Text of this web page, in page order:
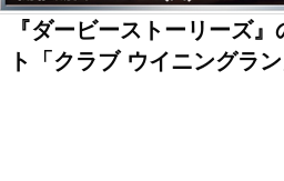
『ダービーストーリーズ
ト「クラブ ウイニングラ